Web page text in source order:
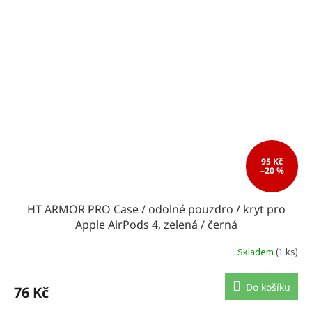
95 Kč
–20 %
HT ARMOR PRO Case / odolné pouzdro / kryt pro
Apple AirPods 4, zelená / černá
Skladem (1 ks)
76 Kč Do košíku